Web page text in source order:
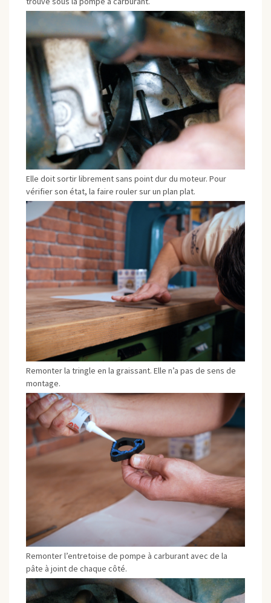
Elle doit sortir librement sans point dur du moteur. Pour
vérifier son état, la faire rouler sur un plan plat.
Remonter la tringle en la graissant. Elle n’a pas de sens de
montage.
Remonter l’entretoise de pompe à carburant avec de la
pâte à joint de chaque côté.